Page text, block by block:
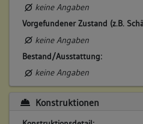
keine Angaben
Vorgefundener Zustand (z.B.
keine Angaben
Bestand/Ausstattung:
keine Angaben
Konstruktionen